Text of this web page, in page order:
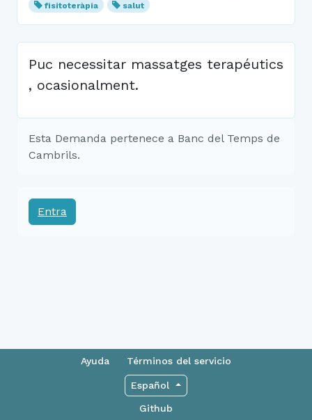
fisitoteràpia
salut
Puc necessitar massatges terapéutics
, ocasionalment.
Esta Demanda pertenece a Banc del Temps de
Cambrils.
Entra
Ayuda Términos del servicio
Español
Github